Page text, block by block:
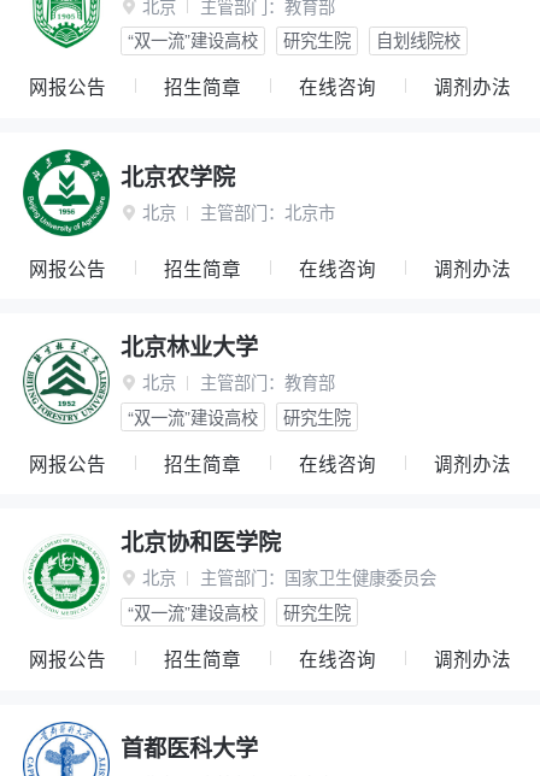
 北京 主管部门： 教育部
“双一流”建设高校
研究生院 自划线院校
网报公告 招生简章 在线咨询 调剂办法
北京农学院
 北京 主管部门： 北京市
网报公告 招生简章 在线咨询 调剂办法
北京林业大学
 北京 主管部门： 教育部
“双一流”建设高校
研究生院
网报公告 招生简章 在线咨询 调剂办法
北京协和医学院
 北京 主管部门： 国家卫生健康委员会
“双一流”建设高校
研究生院
网报公告 招生简章 在线咨询 调剂办法
首都医科大学